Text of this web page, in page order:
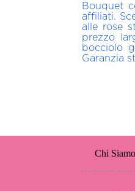
Bouquet
affiliati.
alle rose
prezzo
bocciolo
Garanzia
Chi Siamo